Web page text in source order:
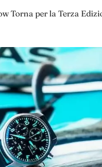
Torna per la Terza